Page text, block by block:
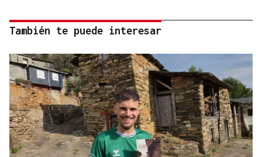
También te puede interesar